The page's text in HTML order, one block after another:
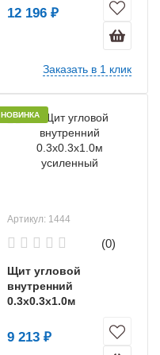
12 196 ₽
Заказать в 1 клик
НОВИНКА
Артикул: 1444
(0)
Щит угловой
внутренний
0.3х0.3х1.0м
9 213 ₽